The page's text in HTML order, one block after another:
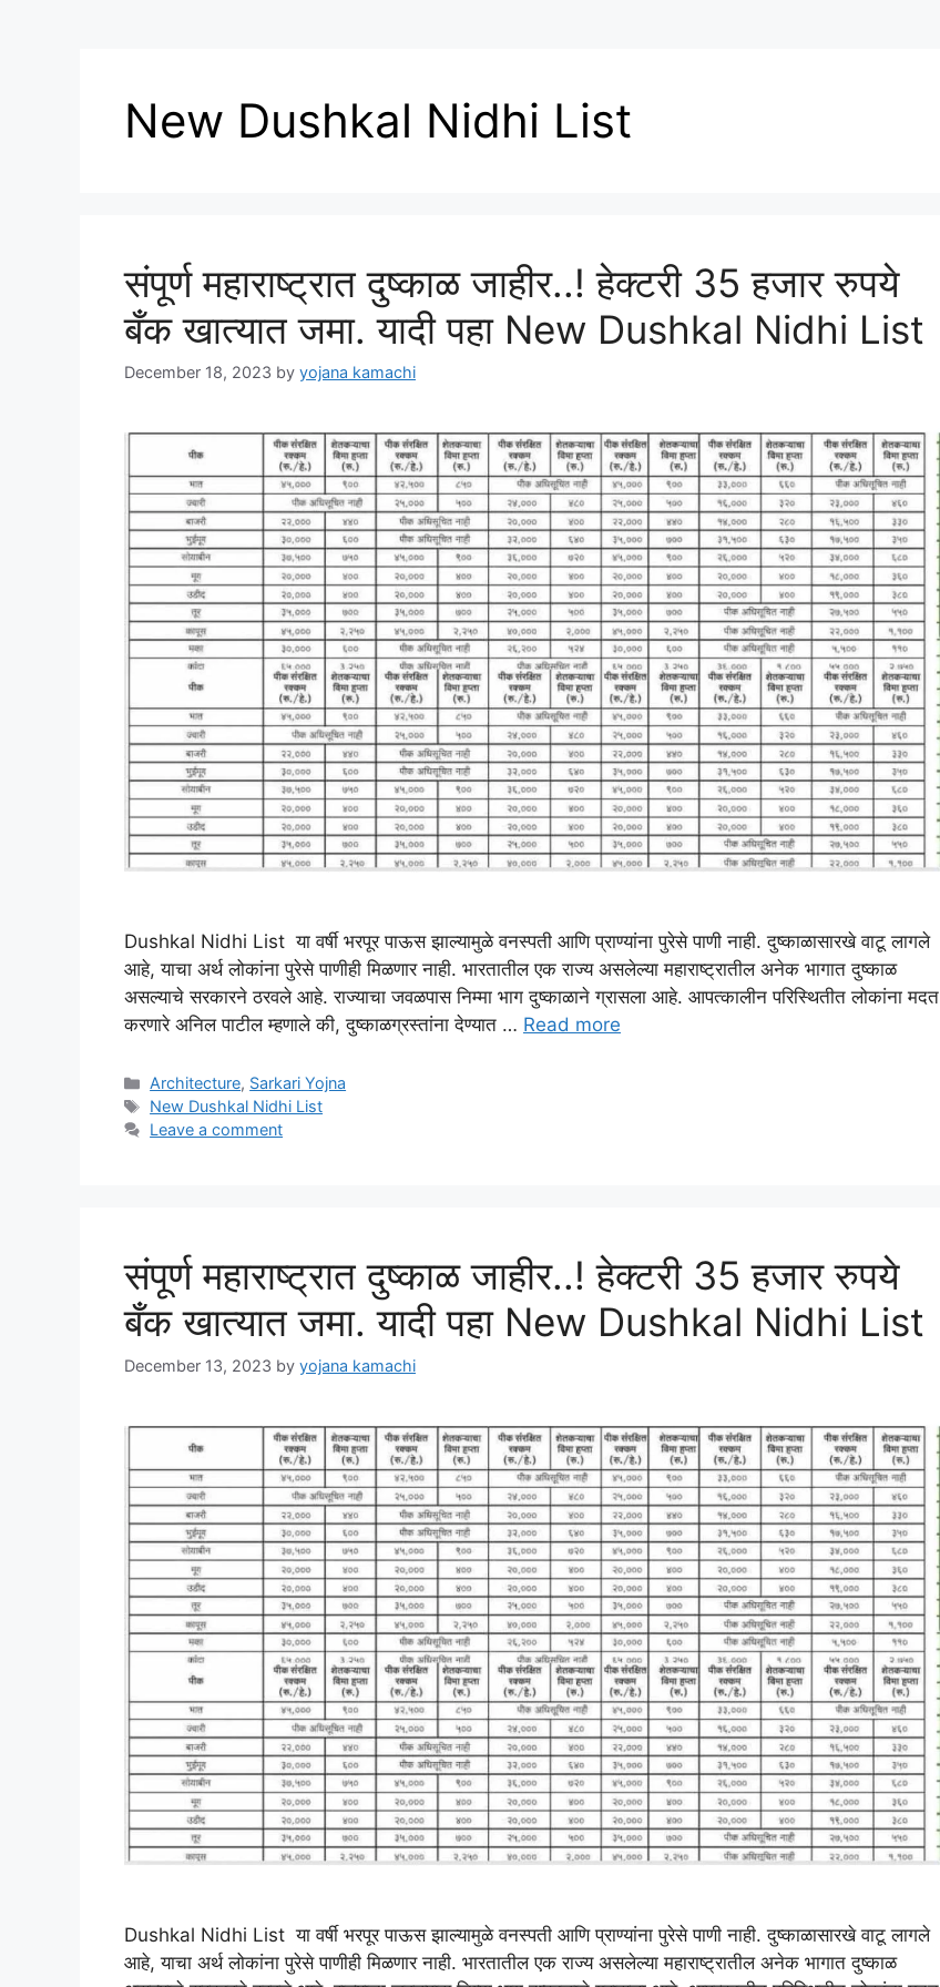
New Dushkal Nidhi List
संपूर्ण महाराष्ट्रात दुष्काळ जाहीर..! हेक्टरी 35 हजार रुपये
बँक खात्यात जमा. यादी पहा New Dushkal Nidhi List
December 18, 2023 by yojana kamachi
Dushkal Nidhi List या वर्षी भरपूर पाऊस झाल्यामुळे वनस्पती आणि प्राण्यांना पुरेसे पाणी नाही. दुष्काळासारखे वाटू लागले
आहे, याचा अर्थ लोकांना पुरेसे पाणीही मिळणार नाही. भारतातील एक राज्य असलेल्या महाराष्ट्रातील अनेक भागात दुष्काळ
असल्याचे सरकारने ठरवले आहे. राज्याचा जवळपास निम्मा भाग दुष्काळाने ग्रासला आहे. आपत्कालीन परिस्थितीत लोकांना मदत
करणारे अनिल पाटील म्हणाले की, दुष्काळग्रस्तांना देण्यात … Read more
Categories
Architecture, Sarkari Yojna
Tags
New Dushkal Nidhi List
Leave a comment
संपूर्ण महाराष्ट्रात दुष्काळ जाहीर..! हेक्टरी 35 हजार रुपये
बँक खात्यात जमा. यादी पहा New Dushkal Nidhi List
December 13, 2023 by yojana kamachi
Dushkal Nidhi List या वर्षी भरपूर पाऊस झाल्यामुळे वनस्पती आणि प्राण्यांना पुरेसे पाणी नाही. दुष्काळासारखे वाटू लागले
आहे, याचा अर्थ लोकांना पुरेसे पाणीही मिळणार नाही. भारतातील एक राज्य असलेल्या महाराष्ट्रातील अनेक भागात दुष्काळ